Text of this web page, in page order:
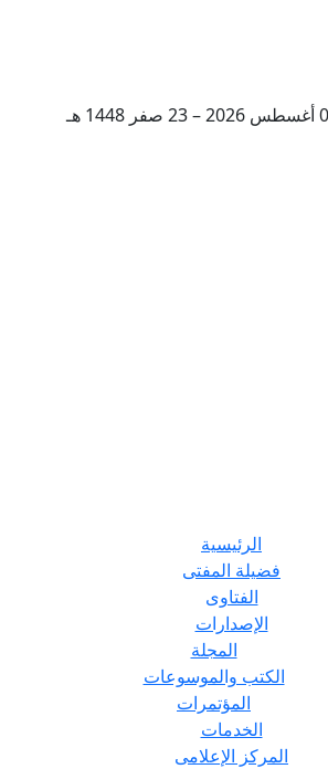
الرئيسية
فضيلة المفتى
الفتاوى
الإصدارات
المجلة
الكتب والموسوعات
المؤتمرات
الخدمات
المركز الإعلامى